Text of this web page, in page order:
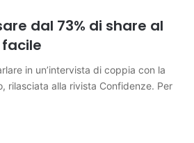
dal 73% di share al
in un’intervista di coppia con la
rilasciata alla rivista Confidenze. Per